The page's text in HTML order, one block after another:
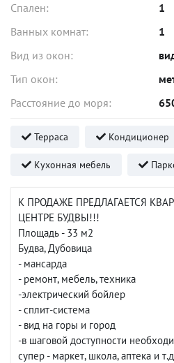
Спален:
1
Ванных комнат:
1
Вид из окон:
Тип окон:
Расстояние до моря:
Терраса Кондиционер
Кухонная мебель
К ПРОДАЖЕ ПРЕДЛАГАЕТСЯ
ЦЕНТРЕ БУДВЫ!!!
Площадь - 33 м2
Будва, Дубовица
- мансарда
- ремонт, мебель, техника
-электрический бойлер
- сплит-система
- вид на горы и город
-в шаговой доступности
супер - маркет, школа, аптека и